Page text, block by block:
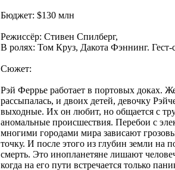
Бюджет: $130 млн
Режиссёр: Стивен Спилберг,
В ролях: Том Круз, Дакота Фэннинг.
Сюжет:
Рэй Феррье работает в портовых доках.
рассыпалась, и двоих детей, девочку
выходные. Их он любит, но общается с
аномальные происшествия. Перебои с
многими городами мира зависают
точку. И после этого из глубин земли
смерть. Это инопланетяне лишают
когда на его пути встречается только